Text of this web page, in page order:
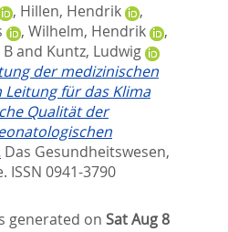
, Hillen, Hendrik
,
, Wilhelm, Hendrik
,
and Kuntz, Ludwig
der medizinischen
für das Klima
Qualität der
Das Gesundheitswesen,
ISSN 0941-3790
generated onSat Aug 8